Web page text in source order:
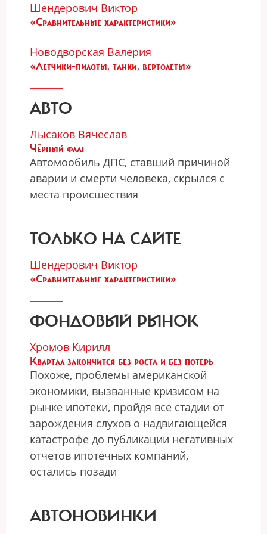
Шендерович Виктор
«Сравнительные характеристики»
Новодворская Валерия
«Летчики-пилоты, танки, вертолеты»
АВТО
Лысаков Вячеслав
Чёрный флаг
Автомообиль ДПС, ставший причиной
аварии и смерти человека, скрылся с
места происшествия
ТОЛЬКО НА САЙТЕ
Шендерович Виктор
«Сравнительные характеристики»
ФОНДОВЫЙ РЫНОК
Хромов Кирилл
Квартал закончится без роста и без потерь
Похоже, проблемы американской
экономики, вызванные кризисом на
рынке ипотеки, пройдя все стадии от
зарождения слухов о надвигающейся
катастрофе до публикации негативных
отчетов ипотечных компаний,
остались позади
АВТОНОВИНКИ